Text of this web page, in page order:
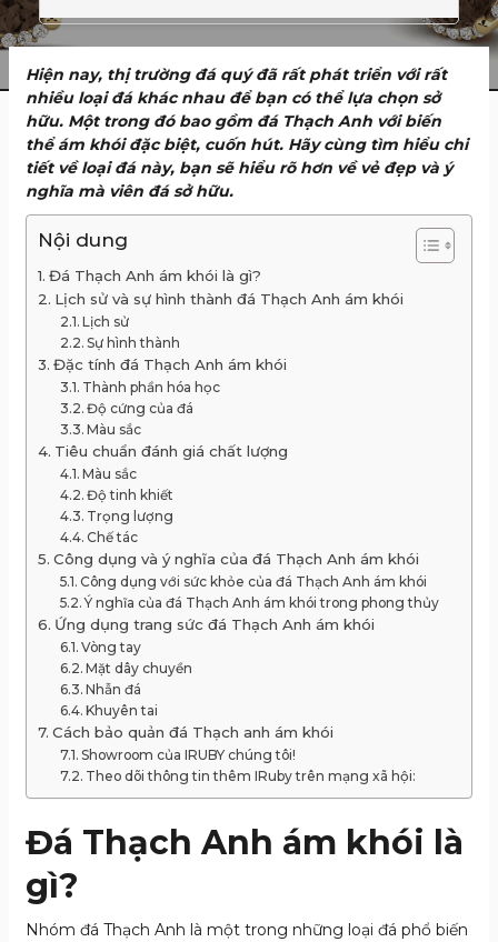
Hiện nay, thị trường đá quý đã rất phát triển với rất
nhiều loại đá khác nhau để bạn có thể lựa chọn sở
hữu. Một trong đó bao gồm đá Thạch Anh với biến
thể ám khói đặc biệt, cuốn hút. Hãy cùng tìm hiểu chi
tiết về loại đá này, bạn sẽ hiểu rõ hơn về vẻ đẹp và ý
nghĩa mà viên đá sở hữu.
Nội dung
Đá Thạch Anh ám khói là gì?
Lịch sử và sự hình thành đá Thạch Anh ám khói
Lịch sử
Sự hình thành
Đặc tính đá Thạch Anh ám khói
Thành phần hóa học
Độ cứng của đá
Màu sắc
Tiêu chuẩn đánh giá chất lượng
Màu sắc
Độ tinh khiết
Trọng lượng
Chế tác
Công dụng và ý nghĩa của đá Thạch Anh ám khói
Công dụng với sức khỏe của đá Thạch Anh ám khói
Ý nghĩa của đá Thạch Anh ám khói trong phong thủy
Ứng dụng trang sức đá Thạch Anh ám khói
Vòng tay
Mặt dây chuyền
Nhẫn đá
Khuyên tai
Cách bảo quản đá Thạch anh ám khói
Showroom của IRUBY chúng tôi!
Theo dõi thông tin thêm IRuby trên mạng xã hội:
Đá Thạch Anh ám khói là
gì?
Nhóm đá Thạch Anh là một trong những loại đá phổ biến